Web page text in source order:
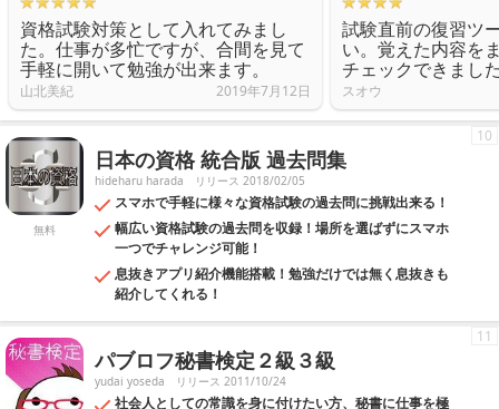
資格試験対策として入れてみまし
た。仕事が多忙ですが、合間を見て
手軽に開いて勉強が出来ます。
山北美紀 2019年7月12日
試験直前の復習ツ
い。覚えた内容を
チェックできまし
スオウ
無料
日本の資格 統合版 過去問集
hideharu harada リリース 2018/02/05
スマホで手軽に様々な資格試験の過去問に挑戦出来る！
幅広い資格試験の過去問を収録！場所を選ばずにスマホ
一つでチャレンジ可能！
息抜きアプリ紹介機能搭載！勉強だけでは無く息抜きも
紹介してくれる！
10
パブロフ秘書検定２級３級
yudai yoseda リリース 2011/10/24
社会人としての常識を身に付けたい方、秘書に仕事を極
11